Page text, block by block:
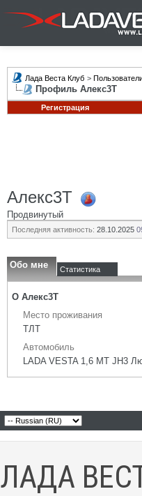
Лада Веста Клуб >
Профиль Алекс3Т
Регистрация
Алекс3Т
Продвинутый
Последняя активность: 28.10.2025
Обо мне Статистика
О Алекс3Т
Место проживания
ТЛТ
Автомобиль
LADA VESTA 1,6 MT JH3
ЛАДА